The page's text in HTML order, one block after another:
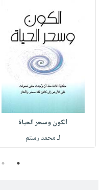
الكون وسحر الحياة
لـ محمد رستم
1
2